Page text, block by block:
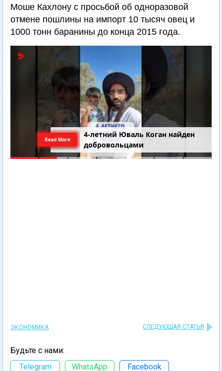
Моше Кахлону с просьбой об одноразовой
отмене пошлины на импорт 10 тысяч овец и
1000 тонн баранины до конца 2015 года.
4-летний Юваль Коган найден
добровольцами
Read More
ЭКОНОМИКА СЛЕДУЮЩАЯ СТАТЬЯ
Будьте с нами:
Telegram
WhatsApp Facebook